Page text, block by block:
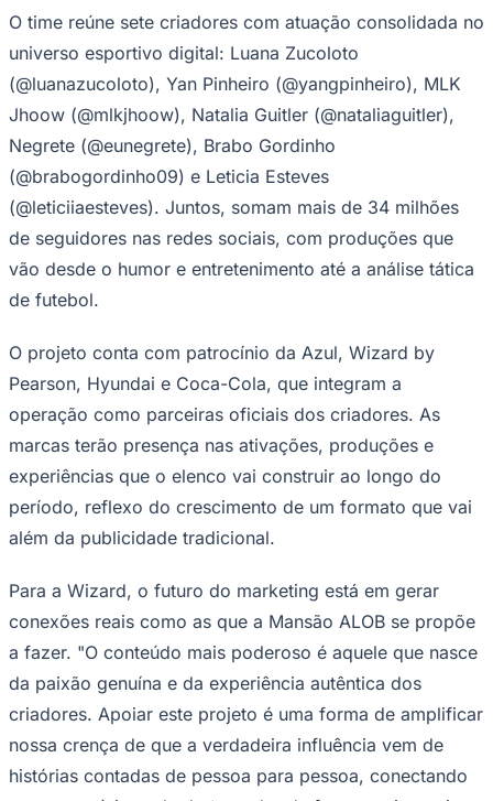
Juventude
(@luanazucoloto), Yan Pinheiro (@yangpinheiro), MLK
Jhoow (@mlkjhoow), Natalia Guitler (@nataliaguitler),
Negrete (@eunegrete), Brabo Gordinho
(@brabogordinho09) e Leticia Esteves
(@leticiiaesteves). Juntos, somam mais de 34 milhões
de seguidores nas redes sociais, com produções que
vão desde o humor e entretenimento até a análise tática
de futebol.
O projeto conta com patrocínio da Azul, Wizard by
operação como parceiras oficiais dos criadores. As
marcas terão presença nas ativações, produções e
experiências que o elenco vai construir ao longo do
período, reflexo do crescimento de um formato que vai
além da publicidade tradicional.
Para a Wizard, o futuro do marketing está em gerar
a fazer. "O conteúdo mais poderoso é aquele que nasce
da paixão genuína e da experiência autêntica dos
criadores. Apoiar este projeto é uma forma de amplificar
nossa crença de que a verdadeira influência vem de
histórias contadas de pessoa para pessoa, conectando
as marcas à jornada do torcedor de forma muito mais
significativa e verdadeira", comenta Lívia Blanco,